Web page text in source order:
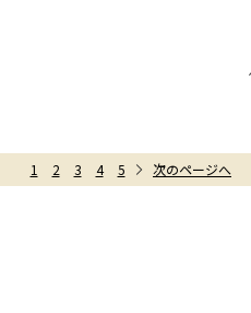
1 2 3 4 5 次のページへ